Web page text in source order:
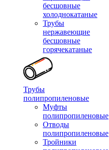
бесшовные
холоднокатаные
Трубы
нержавеющие
бесшовные
горячекатаные
Трубы
полипропиленовые
Муфты
полипропиленовые
Отводы
полипропиленовые
Тройники